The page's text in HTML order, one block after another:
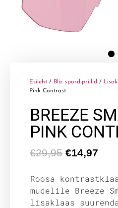
Esileht / Bliz spordiprillid /
Pink Contrast
BREEZE
PINK
€29,95 €14,97
Roosa
mudelile Breeze
lisaklaas